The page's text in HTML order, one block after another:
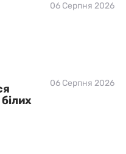
06 Серпня 2026
06 Серпня 2026